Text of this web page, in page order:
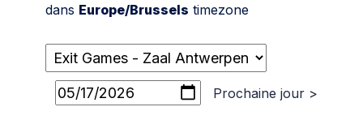
dans Europe/Brussels timezone
Prochaine jour >